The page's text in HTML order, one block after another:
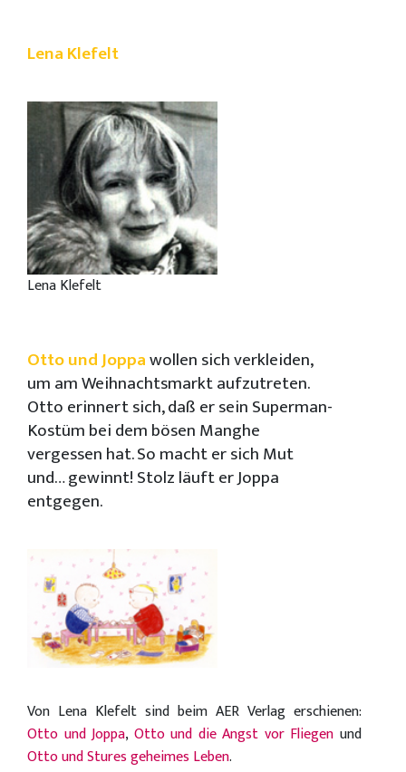
Lena Klefelt
Lena Klefelt
Otto und Joppawollen sich verkleiden,
um am Weihnachtsmarkt aufzutreten.
Otto erinnert sich, daß er sein Superman-
Kostüm bei dem bösen Manghe
vergessen hat. So macht er sich Mut
und… gewinnt! Stolz läuft er Joppa
entgegen.
Von Lena Klefelt sind beim AER Verlag erschienen:
Otto und Joppa, Otto und die Angst vor Fliegen und
Otto und Stures geheimes Leben.